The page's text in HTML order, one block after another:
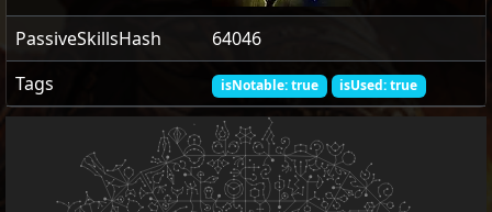
PassiveSkillsHash
64046
Tags
isNotable: true isUsed: true